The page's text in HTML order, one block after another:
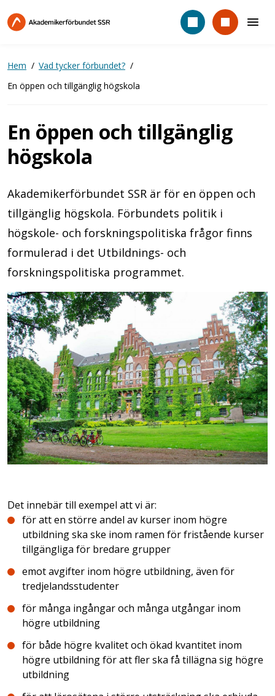
till
Hem
Vad tycker förbundet?
En öppen och tillgänglig högskola
En öppen och tillgänglig
högskola
Akademikerförbundet SSR är för en öppen och
tillgänglig högskola. Förbundets politik i
högskole- och forskningspolitiska frågor finns
formulerad i det Utbildnings- och
forskningspolitiska programmet.
Det innebär till exempel att vi är:
för att en större andel av kurser inom högre
utbildning ska ske inom ramen för fristående kurser
tillgängliga för bredare grupper
emot avgifter inom högre utbildning, även för
tredjelandsstudenter
för många ingångar och många utgångar inom
högre utbildning
för både högre kvalitet och ökad kvantitet inom
högre utbildning för att fler ska få tillägna sig högre
utbildning